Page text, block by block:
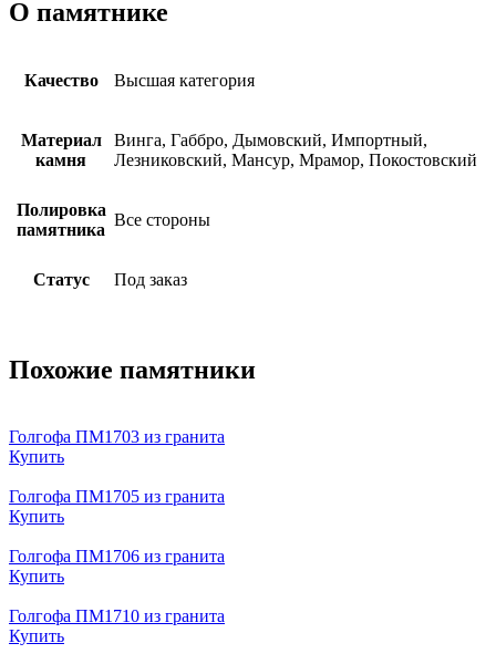
О памятнике
Качество Высшая категория
Материал
камня
Винга, Габбро, Дымовский, Импортный,
Лезниковский, Мансур, Мрамор, Покостовский
Полировка
памятника
Все стороны
Статус Под заказ
Похожие памятники
Голгофа ПМ1703 из гранита
Купить
Голгофа ПМ1705 из гранита
Купить
Голгофа ПМ1706 из гранита
Купить
Голгофа ПМ1710 из гранита
Купить